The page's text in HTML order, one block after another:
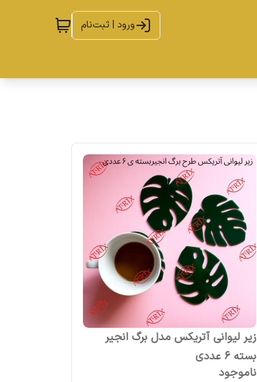
ورود | ثبت‌نام
زیر لیوانی آتریکس مدل برگ انجیر
بسته 6 عددی
ناموجود